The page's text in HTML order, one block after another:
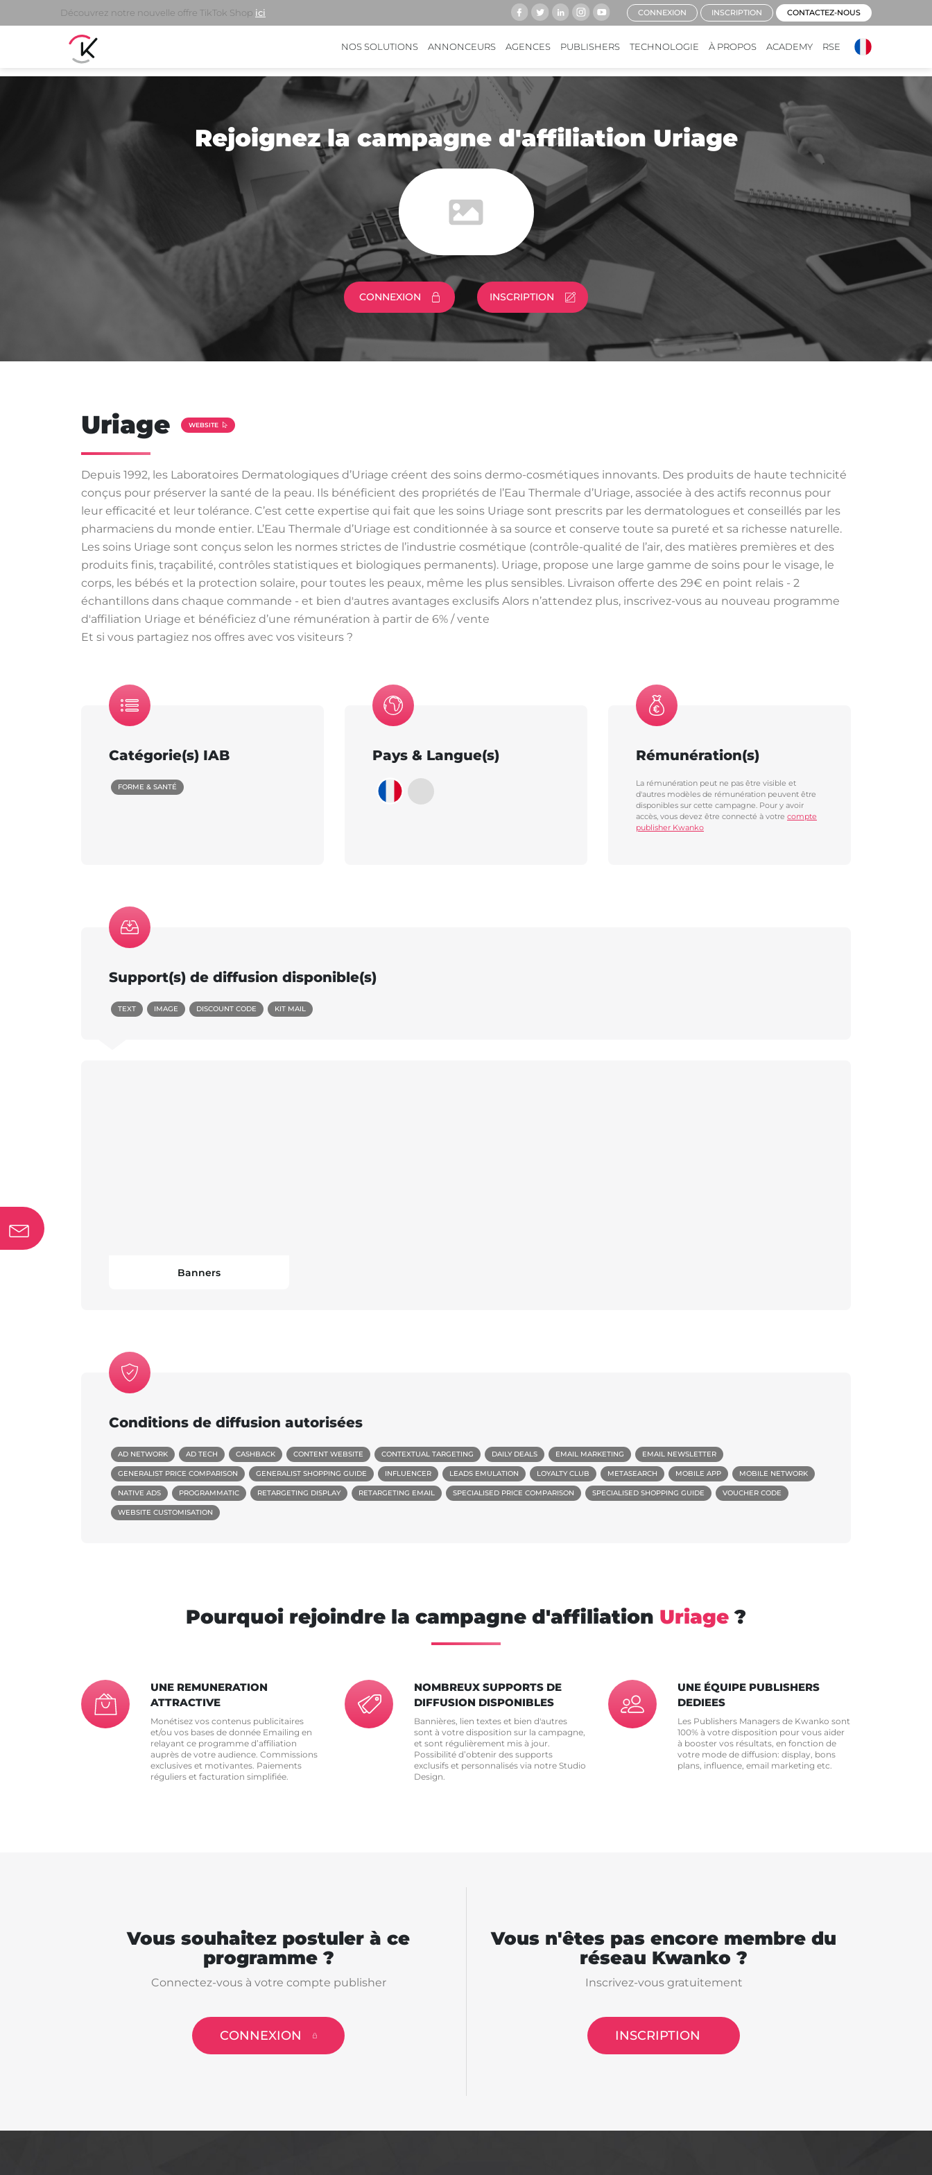
NOS SOLUTIONS ANNONCEURS AGENCES PUBLISHERS TECHNOLOGIE À PROPOS ACADEMY RSE
Découvrez notre nouvelle offre TikTok Shop ici CONNEXION INSCRIPTION CONTACTEZ-NOUS
Rejoignez la campagne d'affiliation Uriage
CONNEXION INSCRIPTION
Uriage WEBSITE
Depuis 1992, les Laboratoires Dermatologiques d’Uriage créent des soins dermo-cosmétiques innovants. Des produits de haute technicité
conçus pour préserver la santé de la peau. Ils bénéficient des propriétés de l’Eau Thermale d’Uriage, associée à des actifs reconnus pour
leur efficacité et leur tolérance. C’est cette expertise qui fait que les soins Uriage sont prescrits par les dermatologues et conseillés par les
pharmaciens du monde entier. L’Eau Thermale d’Uriage est conditionnée à sa source et conserve toute sa pureté et sa richesse naturelle.
Les soins Uriage sont conçus selon les normes strictes de l’industrie cosmétique (contrôle-qualité de l’air, des matières premières et des
produits finis, traçabilité, contrôles statistiques et biologiques permanents). Uriage, propose une large gamme de soins pour le visage, le
corps, les bébés et la protection solaire, pour toutes les peaux, même les plus sensibles. Livraison offerte des 29€ en point relais - 2
échantillons dans chaque commande - et bien d'autres avantages exclusifs Alors n’attendez plus, inscrivez-vous au nouveau programme
d'affiliation Uriage et bénéficiez d’une rémunération à partir de 6% / vente
Et si vous partagiez nos offres avec vos visiteurs ?
Catégorie(s) IAB
FORME & SANTÉ
Pays & Langue(s) Rémunération(s)
La rémunération peut ne pas être visible et
d'autres modèles de rémunération peuvent être
disponibles sur cette campagne. Pour y avoir
accès, vous devez être connecté à votre compte
publisher Kwanko
Support(s) de diffusion disponible(s)
TEXT IMAGE DISCOUNT CODE KIT MAIL
Banners
Conditions de diffusion autorisées
AD NETWORK AD TECH CASHBACK CONTENT WEBSITE CONTEXTUAL TARGETING DAILY DEALS EMAIL MARKETING EMAIL NEWSLETTER
GENERALIST PRICE COMPARISON GENERALIST SHOPPING GUIDE INFLUENCER LEADS EMULATION LOYALTY CLUB METASEARCH MOBILE APP MOBILE NETWORK
NATIVE ADS PROGRAMMATIC RETARGETING DISPLAY RETARGETING EMAIL SPECIALISED PRICE COMPARISON SPECIALISED SHOPPING GUIDE VOUCHER CODE
WEBSITE CUSTOMISATION
Pourquoi rejoindre la campagne d'affiliation Uriage ?
UNE REMUNERATION
ATTRACTIVE
Monétisez vos contenus publicitaires
et/ou vos bases de donnée Emailing en
relayant ce programme d’affiliation
auprès de votre audience. Commissions
exclusives et motivantes. Paiements
réguliers et facturation simplifiée.
NOMBREUX SUPPORTS DE
DIFFUSION DISPONIBLES
Bannières, lien textes et bien d'autres
sont à votre disposition sur la campagne,
et sont régulièrement mis à jour.
Possibilité d’obtenir des supports
exclusifs et personnalisés via notre Studio
Design.
UNE ÉQUIPE PUBLISHERS
DEDIEES
Les Publishers Managers de Kwanko sont
100% à votre disposition pour vous aider
à booster vos résultats, en fonction de
votre mode de diffusion: display, bons
plans, influence, email marketing etc.
Vous souhaitez postuler à ce
programme ?
Connectez-vous à votre compte publisher
CONNEXION
Vous n'êtes pas encore membre du
réseau Kwanko ?
Inscrivez-vous gratuitement
INSCRIPTION